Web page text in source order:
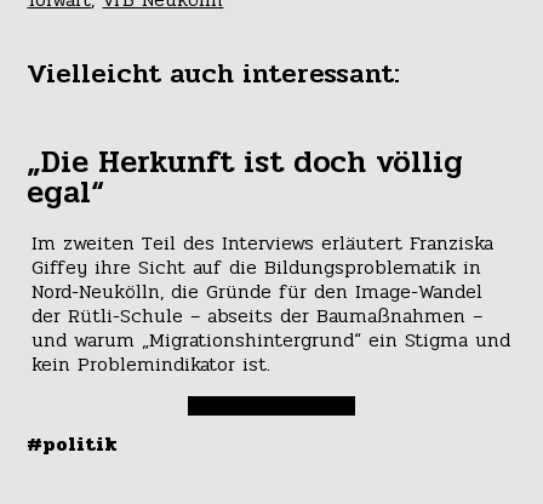
Vielleicht auch interessant:
„Die Herkunft ist doch völlig
egal“
Im zweiten Teil des Interviews erläutert Franziska
Giffey ihre Sicht auf die Bildungsproblematik in
Nord-Neukölln, die Gründe für den Image-Wandel
der Rütli-Schule – abseits der Baumaßnahmen –
und warum „Migrationshintergrund“ ein Stigma und
kein Problemindikator ist.
#politik